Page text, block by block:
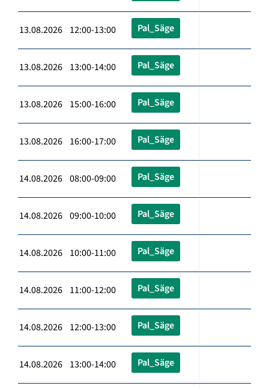
13.08.2026 12:00-13:00 Pal_Säge
13.08.2026 13:00-14:00 Pal_Säge
13.08.2026 15:00-16:00 Pal_Säge
13.08.2026 16:00-17:00 Pal_Säge
14.08.2026 08:00-09:00 Pal_Säge
14.08.2026 09:00-10:00 Pal_Säge
14.08.2026 10:00-11:00 Pal_Säge
14.08.2026 11:00-12:00 Pal_Säge
14.08.2026 12:00-13:00 Pal_Säge
14.08.2026 13:00-14:00 Pal_Säge